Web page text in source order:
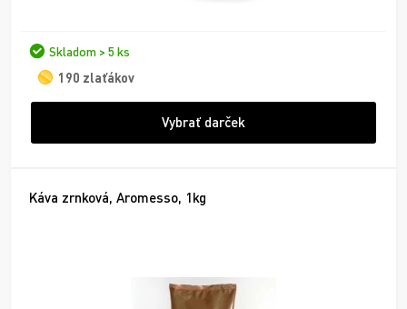
Skladom > 5 ks
190 zlaťákov
Vybrať darček
Káva zrnková, Aromesso, 1kg